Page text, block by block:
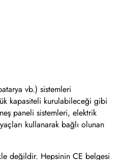
vb.) sistemleri
kapasiteli kurulabileceği gibi
paneli sistemleri, elektrik
kullanarak bağlı olunan
değildir. Hepsinin CE belgesi